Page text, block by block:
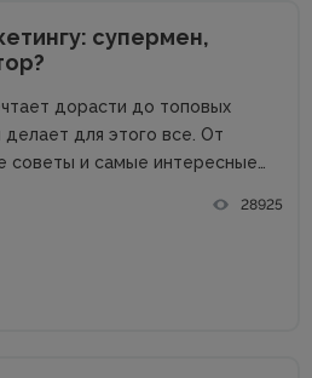
супермен,
дорасти до топовых
для этого все. От
советы и самые интересные
получайте каждую неделю
28925